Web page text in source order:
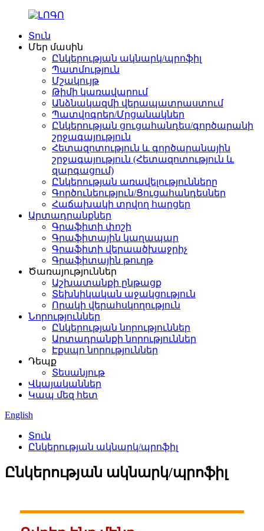
Տուն
Մեր մասին
Ընկերության ակնարկ/պրոֆիլ
Պատմություն
Մշակույթ
Թիմի կառավարում
Անձնակազմի վերապատրաստում
Պատվոգրեր/Մրցանակներ
Ընկերության ցուցահանդես/գործարանի
շրջագայություն
Հետազոտություն և գործարանային
շրջագայություն (Հետազոտություն և
զարգացում)
Ընկերության առավելությունները
Գործունեություն/Ցուցահանդեսներ
Հաճախակի տրվող հարցեր
Արտադրանքներ
Գրաֆիտի փոշի
Գրաֆիտային կաղապար
Գրաֆիտի վերաածխաջրիչ
Գրաֆիտային թուղթ
Ծառայություններ
Աշխատանքի ընթացք
Տեխնիկական աջակցություն
Որակի վերահսկողություն
Նորություններ
Ընկերության նորություններ
Արտադրանքի նորություններ
Էքսպո նորություններ
Դեպք
Տեսանյութ
Վկայականներ
Կապ մեզ հետ
English
Տուն
Ընկերության ակնարկ/պրոֆիլ
Ընկերության ակնարկ/պրոֆիլ